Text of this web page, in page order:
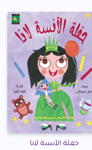
حفلة الآنسة لانا